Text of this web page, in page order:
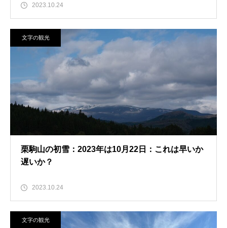
2023.10.24
文字の観光
栗駒山の初雪：2023年は10月22日：これは早いか
遅いか？
2023.10.24
文字の観光